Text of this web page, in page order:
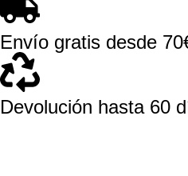
Envío gratis desde
Devolución hasta 60